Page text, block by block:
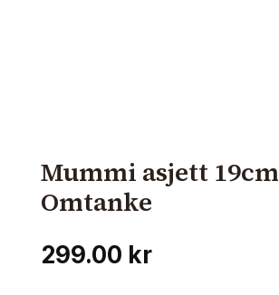
Mummi asjett 19cm
Omtanke
299.00 kr